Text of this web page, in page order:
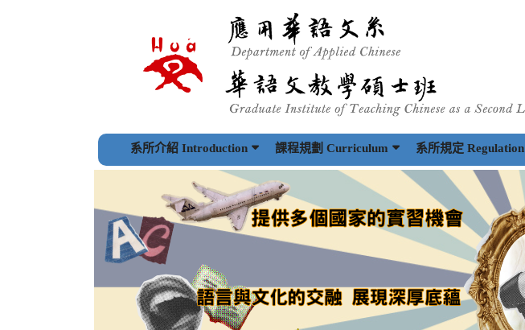
系所介紹 Introduction 課程規劃 Curriculum 系所規定 Regulation